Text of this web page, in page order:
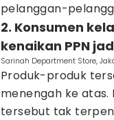
pelanggan-
2. Konsumen
kenaikan PPN
Sarinah Department Store,
Produk-produk
menengah ke atas.
tersebut tak